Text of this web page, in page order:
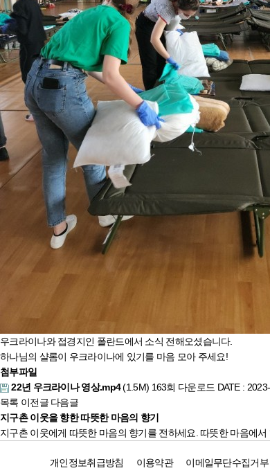
우크라이나와 접경지인 폴란드에서 소식 전해오셨습니다.
하나님의 샬롬이 우크라이나에 있기를 마음 모아 주세요!
첨부파일
22년 우크라이나 영상.mp4(1.5M) 163회 다운로드 DATE :
목록 이전글 다음글
지구촌 이웃을 향한 따뜻한 마음의 향기
지구촌 이웃에게 따뜻한 마음의 향기를 전하세요. 따뜻한 마음에서
개인정보취급방침 이용약관 이메일무단수집거부